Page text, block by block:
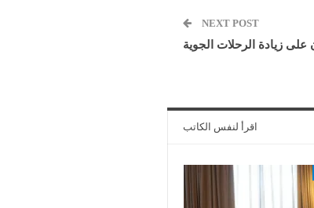
NEXT POST
زيادة الرحلات الجوية
اقرأ لنفس الكاتب